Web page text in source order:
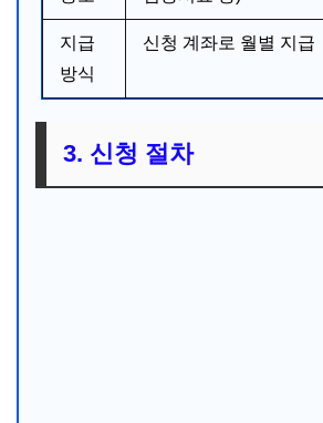
지급
방식
신청 계좌로 월별 지급
3. 신청 절차